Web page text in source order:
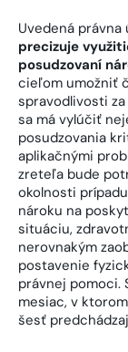
Uvedená
precizuje
posudzovaní
cieľom umožniť
spravodlivosti
sa má vylúčiť
posudzovania
aplikačnými
zreteľa bude
okolnosti
nároku na
situáciu,
nerovnakým
postavenie
právnej pomoci.
mesiac, v
šesť